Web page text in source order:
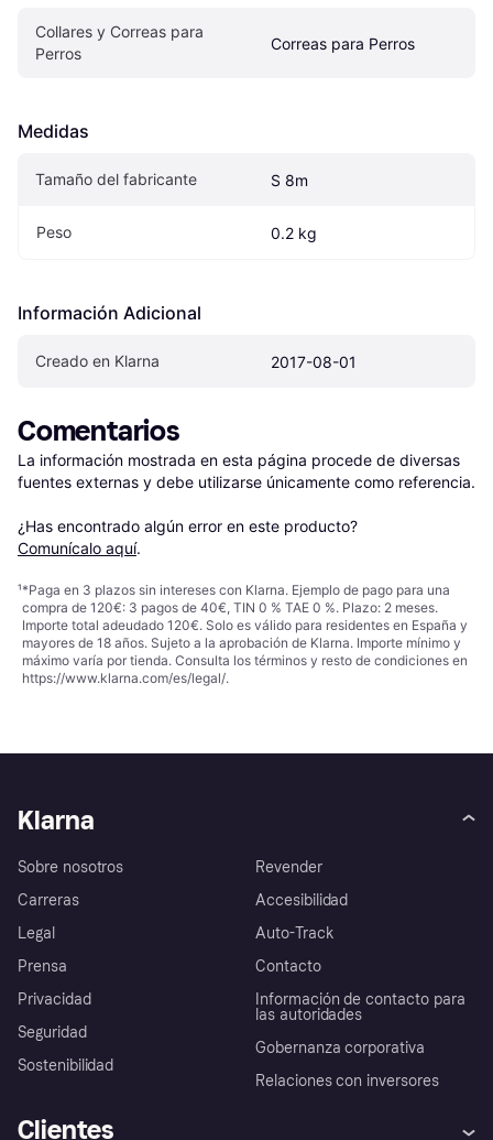
Collares y Correas para
Perros
Correas para Perros
Medidas
Tamaño del fabricante S 8m
Peso 0.2 kg
Información Adicional
Creado en Klarna 2017-08-01
Comentarios
La información mostrada en esta página procede de diversas
fuentes externas y debe utilizarse únicamente como referencia.
¿Has encontrado algún error en este producto?
Comunícalo aquí.
¹*Paga en 3 plazos sin intereses con Klarna. Ejemplo de pago para una
compra de 120€: 3 pagos de 40€, TIN 0 % TAE 0 %. Plazo: 2 meses.
Importe total adeudado 120€. Solo es válido para residentes en España y
mayores de 18 años. Sujeto a la aprobación de Klarna. Importe mínimo y
máximo varía por tienda. Consulta los términos y resto de condiciones en
https://www.klarna.com/es/legal/.
Klarna
Sobre nosotros
Carreras
Legal
Prensa
Privacidad
Seguridad
Sostenibilidad
Revender
Accesibilidad
Auto-Track
Contacto
Información de contacto para
las autoridades
Gobernanza corporativa
Relaciones con inversores
Clientes